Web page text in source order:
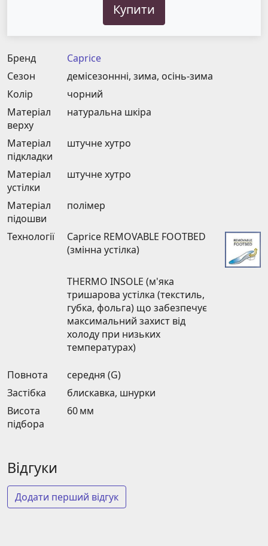
Купити
Бренд
Caprice
Сезон
демісезоннні, зима, осінь-зима
Колір
чорний
Матеріал
верху
натуральна шкіра
Матеріал
підкладки
штучне хутро
Матеріал
устілки
штучне хутро
Матеріал
підошви
полімер
Технології
Caprice REMOVABLE FOOTBED
(змінна устілка)
THERMO INSOLE (м'яка
тришарова устілка (текстиль,
губка, фольга) що забезпечує
максимальний захист від
холоду при низьких
температурах)
Повнота
середня (G)
Застібка
блискавка, шнурки
Висота
підбора
60 мм
Відгуки
Додати перший відгук